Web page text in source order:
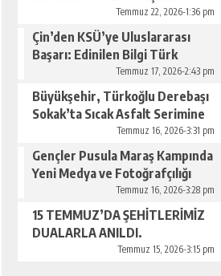
Temmuz 22, 2026-1:36 pm
Çin’den KSÜ’ye Uluslararası
Başarı: Edinilen Bilgi Türk
Tarımına Katkı Sağlayacak.
Temmuz 17, 2026-2:43 pm
Büyükşehir, Türkoğlu Derebaşı
Sokak’ta Sıcak Asfalt Serimine
Temmuz 16, 2026-3:31 pm
Gençler Pusula Maraş Kampında
Yeni Medya ve Fotoğrafçılığı
Temmuz 16, 2026-3:28 pm
15 TEMMUZ’DA ŞEHİTLERİMİZ
DUALARLA ANILDI.
Temmuz 15, 2026-3:15 pm